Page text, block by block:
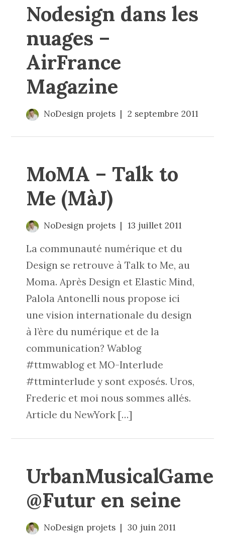
Nodesign dans les
nuages –
AirFrance
Magazine
NoDesign projets 2 septembre 2011
MoMA – Talk to
Me (MàJ)
NoDesign projets 13 juillet 2011
La communauté numérique et du
Design se retrouve à Talk to Me, au
Moma. Après Design et Elastic Mind,
Palola Antonelli nous propose ici
une vision internationale du design
à l’ère du numérique et de la
communication? Wablog
#ttmwablog et MO-Interlude
#ttminterlude y sont exposés. Uros,
Frederic et moi nous sommes allés.
Article du NewYork […]
UrbanMusicalGame
@Futur en seine
NoDesign projets 30 juin 2011